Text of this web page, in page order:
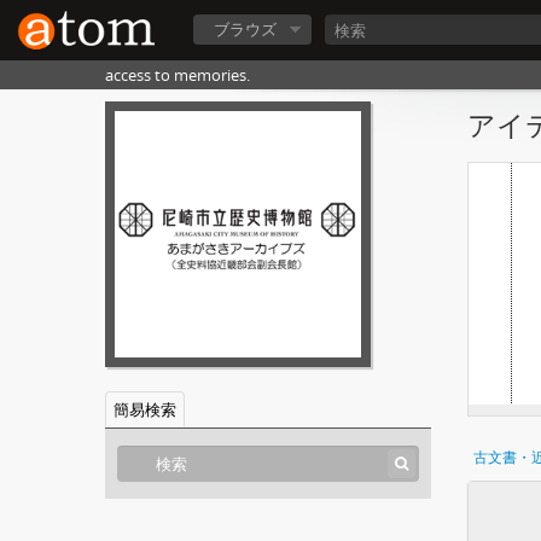
ブラウズ
access to memories.
簡易検索
アイ
古文書・